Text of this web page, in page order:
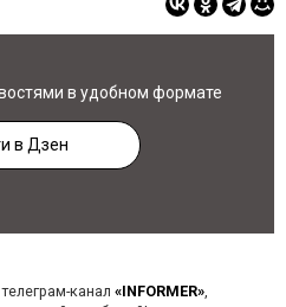
в удобном формате
в Дзен
канал «INFORMER»,